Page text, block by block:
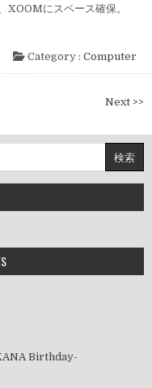
XOOMにスペース確保。
Category : Computer
Next >>
Birthday-